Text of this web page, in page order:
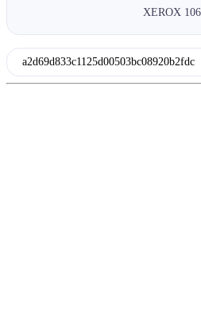
a2d69d833c1125d00503bc08920b2fdc